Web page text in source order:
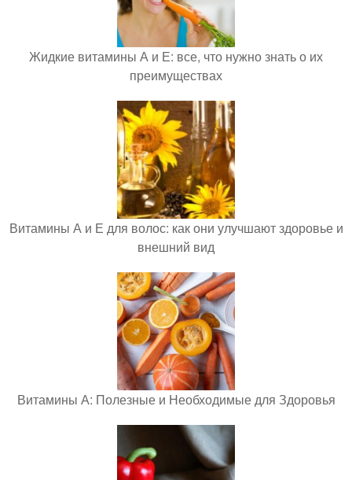
Жидкие витамины А и Е: все, что нужно знать о их
преимуществах
Витамины А и Е для волос: как они улучшают здоровье и
внешний вид
Витамины А: Полезные и Необходимые для Здоровья